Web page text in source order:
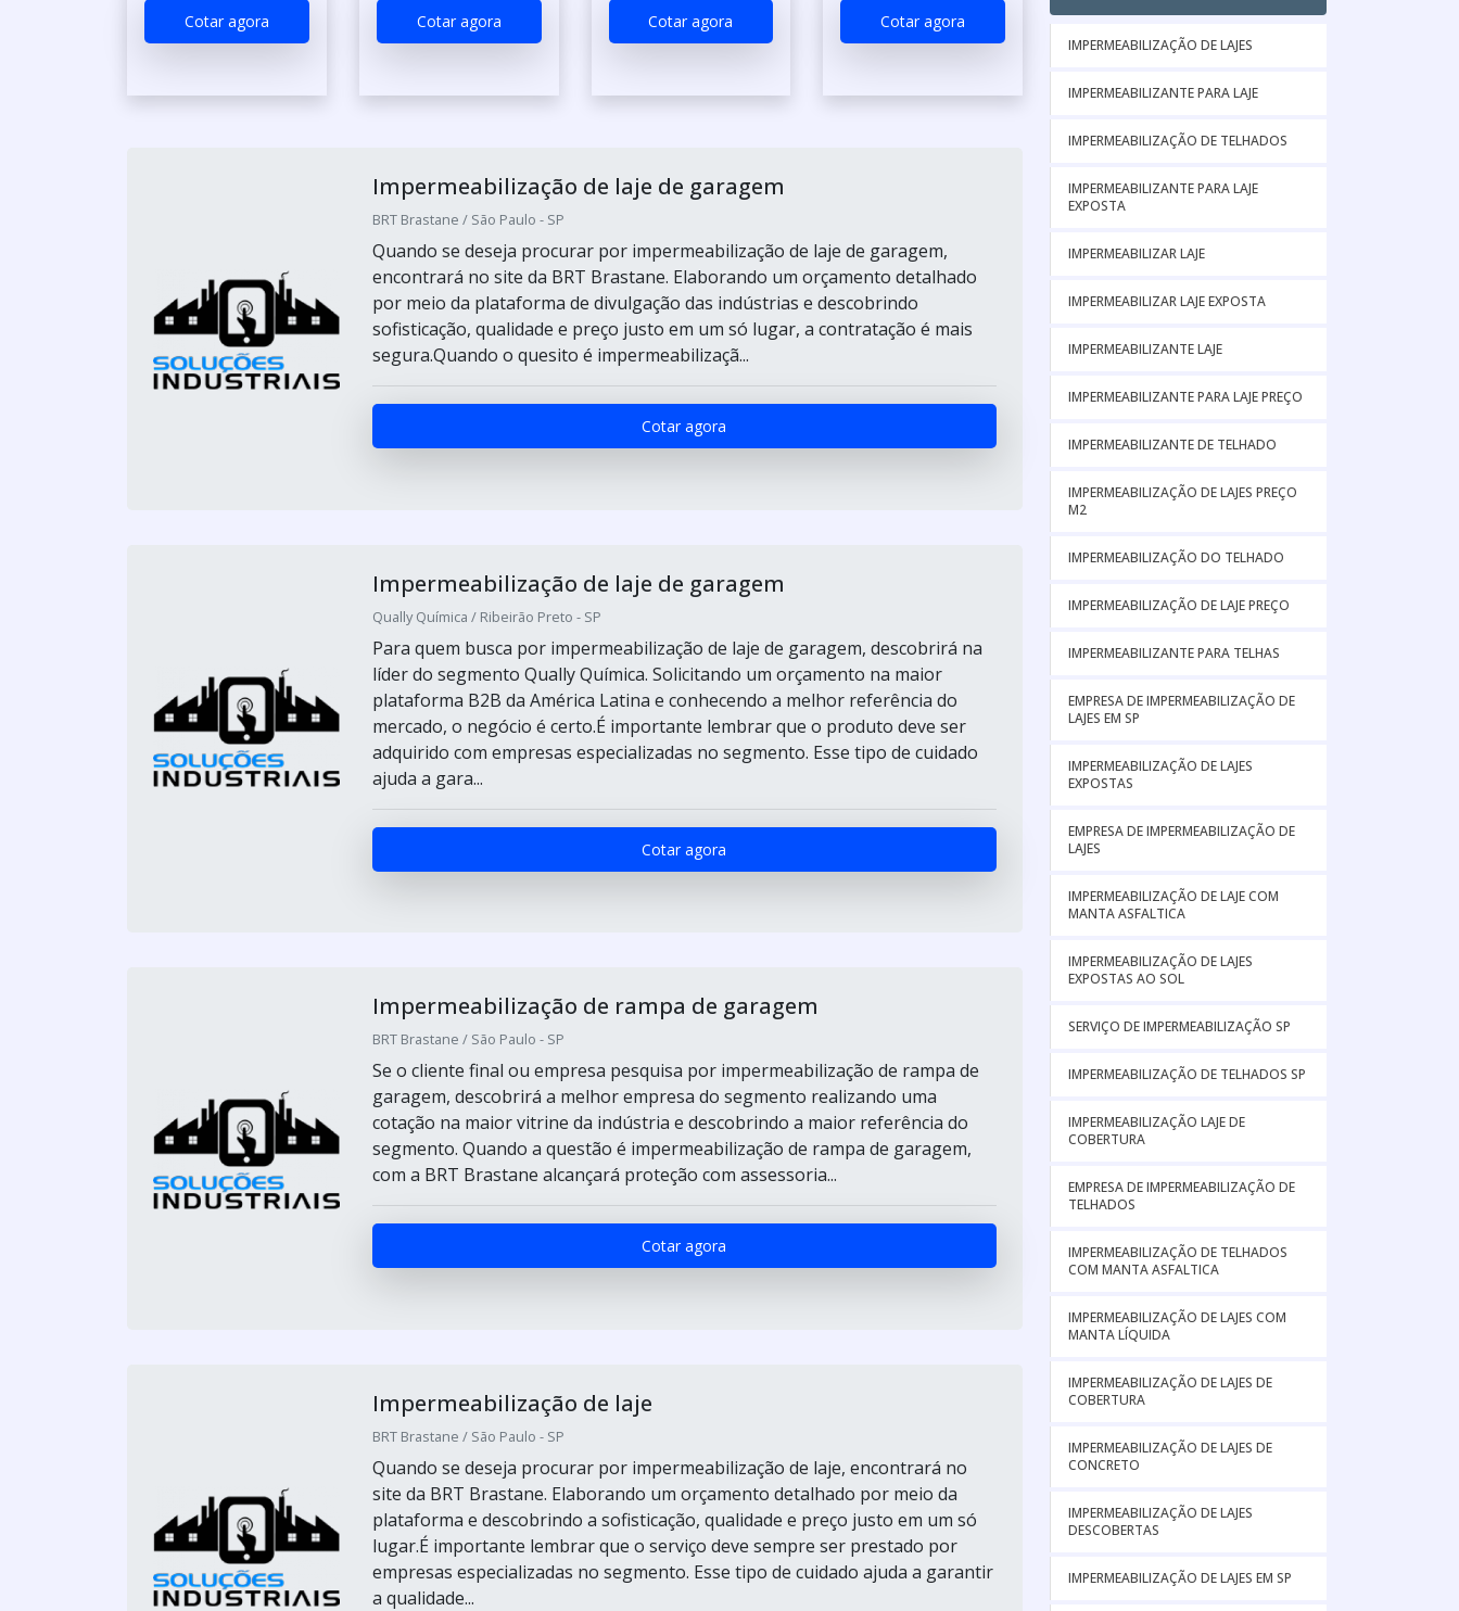
Cotar agora Cotar agora Cotar agora Cotar agora
Impermeabilização de laje de garagem
BRT Brastane / São Paulo - SP
Quando se deseja procurar por impermeabilização de laje de garagem,
encontrará no site da BRT Brastane. Elaborando um orçamento detalhado
por meio da plataforma de divulgação das indústrias e descobrindo
sofisticação, qualidade e preço justo em um só lugar, a contratação é mais
segura.Quando o quesito é impermeabilizaçã...
Cotar agora
Impermeabilização de laje de garagem
Qually Química / Ribeirão Preto - SP
Para quem busca por impermeabilização de laje de garagem, descobrirá na
líder do segmento Qually Química. Solicitando um orçamento na maior
plataforma B2B da América Latina e conhecendo a melhor referência do
mercado, o negócio é certo.É importante lembrar que o produto deve ser
adquirido com empresas especializadas no segmento. Esse tipo de cuidado
ajuda a gara...
Cotar agora
Impermeabilização de rampa de garagem
BRT Brastane / São Paulo - SP
Se o cliente final ou empresa pesquisa por impermeabilização de rampa de
garagem, descobrirá a melhor empresa do segmento realizando uma
cotação na maior vitrine da indústria e descobrindo a maior referência do
segmento. Quando a questão é impermeabilização de rampa de garagem,
com a BRT Brastane alcançará proteção com assessoria...
Cotar agora
Impermeabilização de laje
BRT Brastane / São Paulo - SP
Quando se deseja procurar por impermeabilização de laje, encontrará no
site da BRT Brastane. Elaborando um orçamento detalhado por meio da
plataforma e descobrindo a sofisticação, qualidade e preço justo em um só
lugar.É importante lembrar que o serviço deve sempre ser prestado por
empresas especializadas no segmento. Esse tipo de cuidado ajuda a garantir
a qualidade...
IMPERMEABILIZAÇÃO DE LAJES
IMPERMEABILIZANTE PARA LAJE
IMPERMEABILIZAÇÃO DE TELHADOS
IMPERMEABILIZANTE PARA LAJE
EXPOSTA
IMPERMEABILIZAR LAJE
IMPERMEABILIZAR LAJE EXPOSTA
IMPERMEABILIZANTE LAJE
IMPERMEABILIZANTE PARA LAJE PREÇO
IMPERMEABILIZANTE DE TELHADO
IMPERMEABILIZAÇÃO DE LAJES PREÇO
M2
IMPERMEABILIZAÇÃO DO TELHADO
IMPERMEABILIZAÇÃO DE LAJE PREÇO
IMPERMEABILIZANTE PARA TELHAS
EMPRESA DE IMPERMEABILIZAÇÃO DE
LAJES EM SP
IMPERMEABILIZAÇÃO DE LAJES
EXPOSTAS
EMPRESA DE IMPERMEABILIZAÇÃO DE
LAJES
IMPERMEABILIZAÇÃO DE LAJE COM
MANTA ASFALTICA
IMPERMEABILIZAÇÃO DE LAJES
EXPOSTAS AO SOL
SERVIÇO DE IMPERMEABILIZAÇÃO SP
IMPERMEABILIZAÇÃO DE TELHADOS SP
IMPERMEABILIZAÇÃO LAJE DE
COBERTURA
EMPRESA DE IMPERMEABILIZAÇÃO DE
TELHADOS
IMPERMEABILIZAÇÃO DE TELHADOS
COM MANTA ASFALTICA
IMPERMEABILIZAÇÃO DE LAJES COM
MANTA LÍQUIDA
IMPERMEABILIZAÇÃO DE LAJES DE
COBERTURA
IMPERMEABILIZAÇÃO DE LAJES DE
CONCRETO
IMPERMEABILIZAÇÃO DE LAJES
DESCOBERTAS
IMPERMEABILIZAÇÃO DE LAJES EM SP